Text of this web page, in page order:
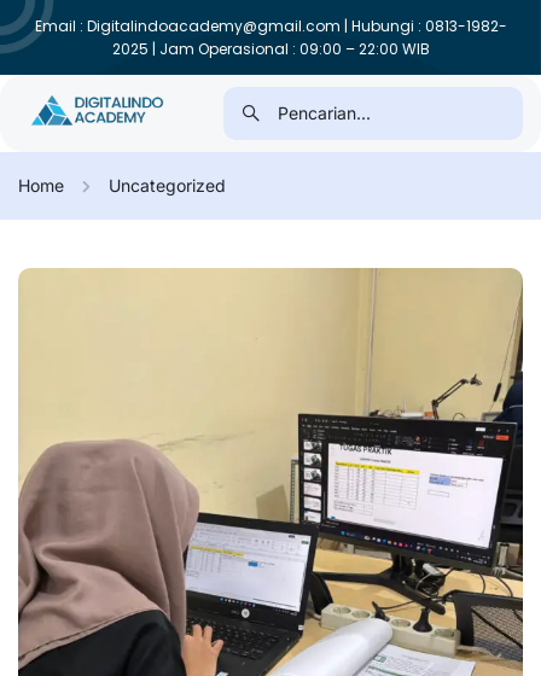
Email : Digitalindoacademy@gmail.com | Hubungi : 0813-1982-
2025 | Jam Operasional : 09:00 – 22:00 WIB
Home Uncategorized